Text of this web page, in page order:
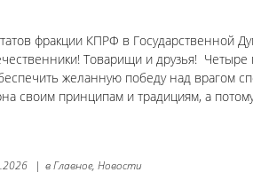
фракции КПРФ в Государственной
Товарищи и друзья!
желанную победу над
своим принципам и традициям, а
| вГлавное, Новости